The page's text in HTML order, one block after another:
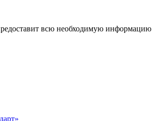
всю необходимую информацию